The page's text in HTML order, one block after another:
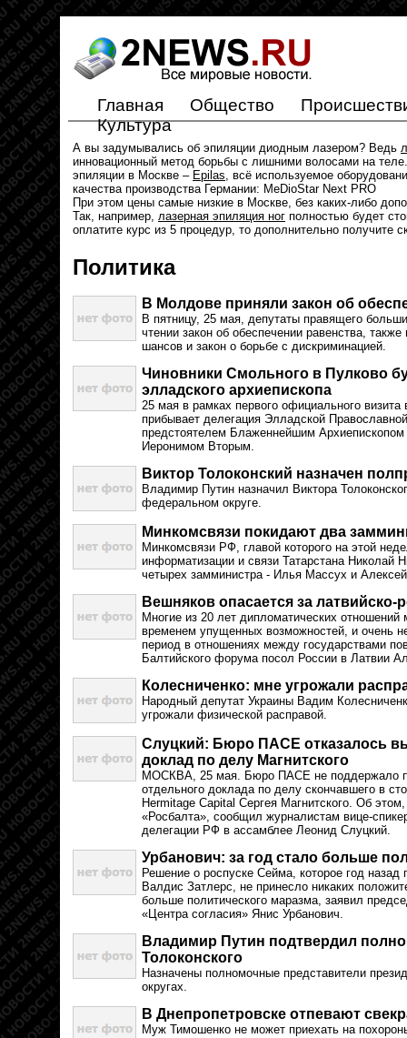
Главная Общество
Культура
А вы задумывались об эпиляции диодным лазером? Ведь
инновационный метод борьбы с лишними волосами на
эпиляции в Москве – Epilas, всё используемое
качества производства Германии: MeDioStar Next PRO
При этом цены самые низкие в Москве, без каких-либо
Так, например, лазерная эпиляция ног полностью будет
оплатите курс из 5 процедур, то дополнительно получите
Политика
В Молдове приняли закон об
В пятницу, 25 мая, депутаты правящего
чтении закон об обеспечении равенства,
шансов и закон о борьбе с дискриминацией.
Чиновники Смольного в Пулково
элладского архиепископа
25 мая в рамках первого официального
прибывает делегация Элладской
предстоятелем Блаженнейшим
Иеронимом Вторым.
Виктор Толоконский назначен
Владимир Путин назначил Виктора
федеральном округе.
Минкомсвязи покидают два
Минкомсвязи РФ, главой которого на этой
информатизации и связи Татарстана Николай
четырех замминистра - Илья Массух и
Вешняков опасается за
Многие из 20 лет дипломатических
временем упущенных возможностей, и очень
период в отношениях между государствами
Балтийского форума посол России в Латвии
Колесниченко: мне угрожали
Народный депутат Украины Вадим
угрожали физической расправой.
Слуцкий: Бюро ПАСЕ отказалось
доклад по делу Магнитского
МОСКВА, 25 мая. Бюро ПАСЕ не поддержало
отдельного доклада по делу скончавшего в
Hermitage Capital Сергея Магнитского. Об
«Росбалта», сообщил журналистам вице-
делегации РФ в ассамблее Леонид Слуцкий.
Урбанович: за год стало больше
Решение о роспуске Сейма, которое год назад
Валдис Затлерс, не принесло никаких
больше политического маразма, заявил
«Центра согласия» Янис Урбанович.
Владимир Путин подтвердил
Толоконского
Назначены полномочные представители
округах.
В Днепропетровске отпевают
Муж Тимошенко не может приехать на